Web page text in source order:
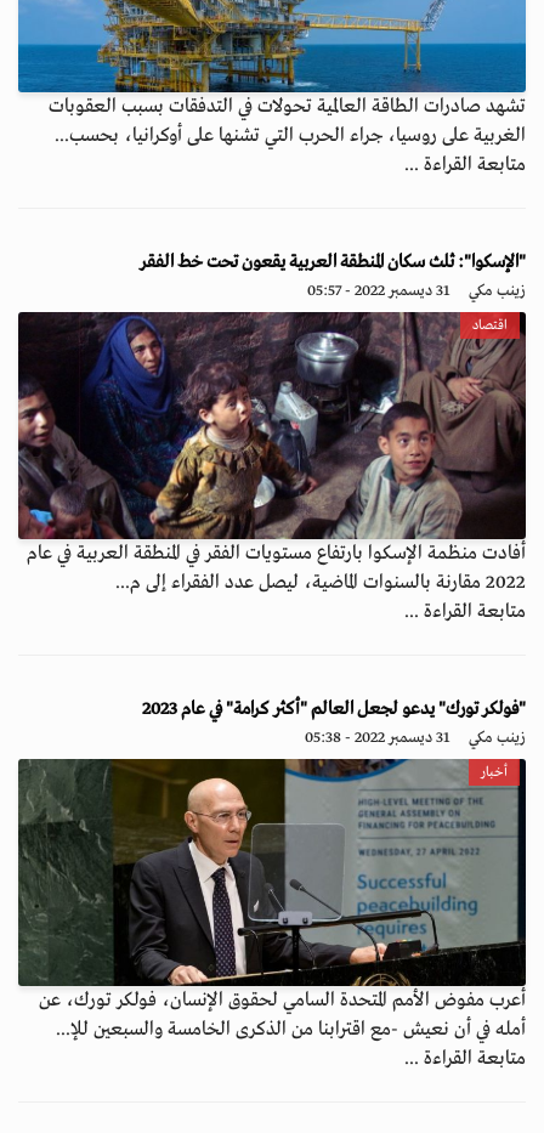
تشهد صادرات الطاقة العالمية تحولات في التدفقات بسبب العقوبات
الغربية على روسيا، جراء الحرب التي تشنها على أوكرانيا، بحسب...
متابعة القراءة ...
"الإسكوا": ثلث سكان المنطقة العربية يقعون تحت خط الفقر
زينب مكي 31 ديسمبر 2022 - 05:57
اقتصاد
أفادت منظمة الإسكوا بارتفاع مستويات الفقر في المنطقة العربية في عام
2022 مقارنة بالسنوات الماضية، ليصل عدد الفقراء إلى م...
متابعة القراءة ...
"فولكر تورك" يدعو لجعل العالم "أكثر كرامة" في عام 2023
زينب مكي 31 ديسمبر 2022 - 05:38
أخبار
أعرب مفوض الأمم المتحدة السامي لحقوق الإنسان، فولكر تورك، عن
أمله في أن نعيش -مع اقترابنا من الذكرى الخامسة والسبعين للإ...
متابعة القراءة ...